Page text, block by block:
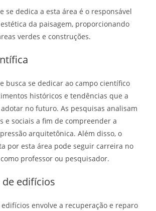
se dedica a esta área é o responsável
da paisagem, proporcionando
verdes e construções.
busca se dedicar ao campo científico
históricos e tendências que a
no futuro. As pesquisas analisam
e sociais a fim de compreender a
arquitetônica. Além disso, o
por esta área pode seguir carreira no
professor ou pesquisador.
de edifícios
envolve a recuperação e reparo